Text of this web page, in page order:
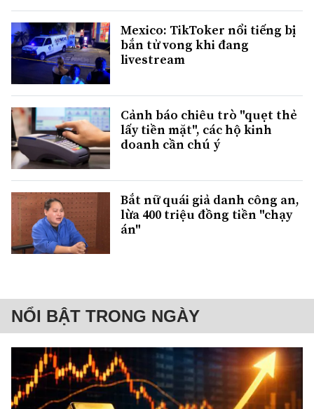
Mexico: TikToker nổi tiếng bị
bắn tử vong khi đang
livestream
Cảnh báo chiêu trò "quẹt thẻ
lấy tiền mặt", các hộ kinh
doanh cần chú ý
Bắt nữ quái giả danh công an,
lừa 400 triệu đồng tiền "chạy
án"
NỔI BẬT TRONG NGÀY